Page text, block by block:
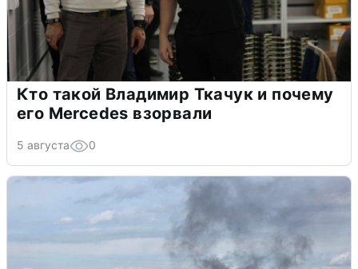
Кто такой Владимир Ткачук и почему
его Mercedes взорвали
5 августа 0